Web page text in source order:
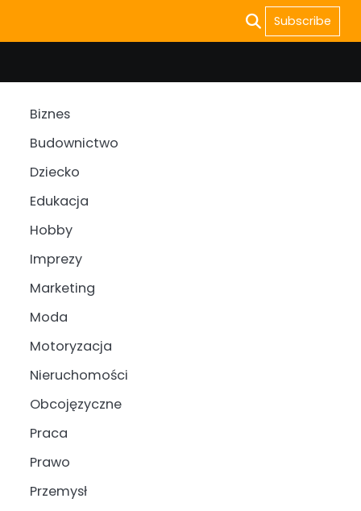
Subscribe
Biznes
Budownictwo
Dziecko
Edukacja
Hobby
Imprezy
Marketing
Moda
Motoryzacja
Nieruchomości
Obcojęzyczne
Praca
Prawo
Przemysł